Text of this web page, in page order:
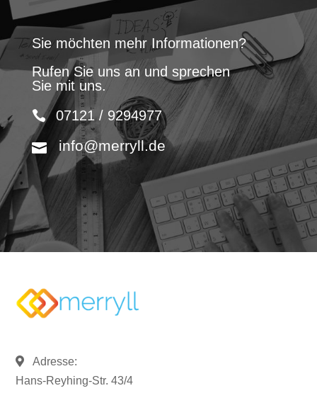
Sie möchten mehr Informationen?
Rufen Sie uns an und sprechen
Sie mit uns.
07121 / 9294977
info@merryll.de
Adresse:
Hans-Reyhing-Str. 43/4